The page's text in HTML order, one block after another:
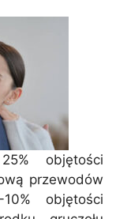
objętości
przewodów
objętości